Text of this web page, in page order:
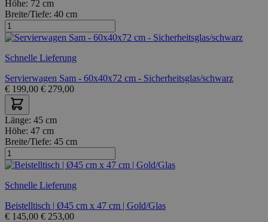
Höhe: 72 cm
Breite/Tiefe: 40 cm
Schnelle Lieferung
Servierwagen Sam - 60x40x72 cm - Sicherheitsglas/schwarz
€ 199,00 € 279,00
Länge: 45 cm
Höhe: 47 cm
Breite/Tiefe: 45 cm
Schnelle Lieferung
Beistelltisch | Ø45 cm x 47 cm | Gold/Glas
€ 145,00 € 253,00